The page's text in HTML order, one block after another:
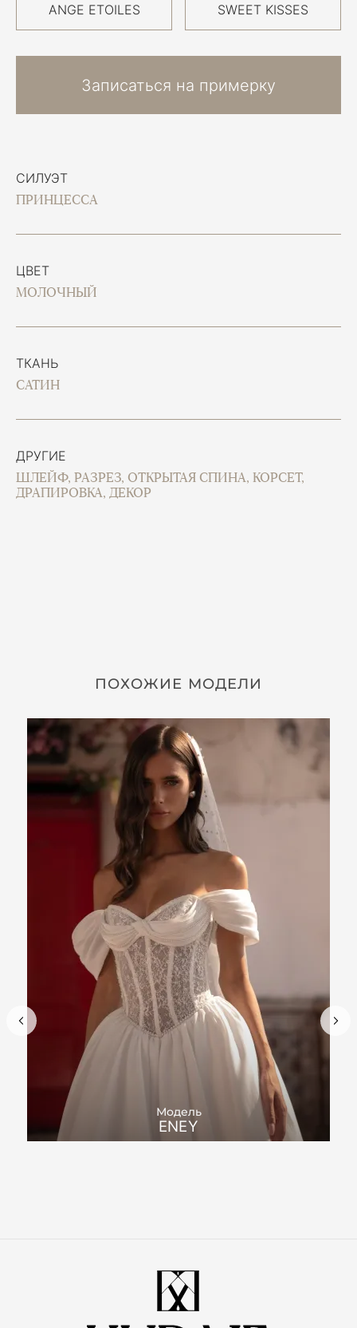
СИЛУЭТ
ПРИНЦЕССА
ЦВЕТ
МОЛОЧНЫЙ
ТКАНЬ
САТИН
ДРУГИЕ
ШЛЕЙФ, РАЗРЕЗ, ОТКРЫТАЯ СПИНА, КОРСЕТ,
ДРАПИРОВКА, ДЕКОР
ANGE ETOILES SWEET KISSES
Записаться на примерку
ПОХОЖИЕ МОДЕЛИ
Модель
ENEY